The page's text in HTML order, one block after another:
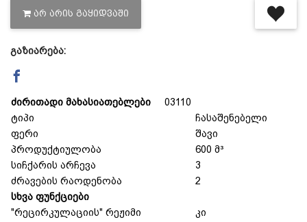
მიწოდების პირობები
წესები და პირობები
დაბრუნება და გადაცვლის
პოლიტიკა
ᲐᲠ ᲐᲠᲘᲡ ᲒᲐᲧᲘᲓᲕᲐᲨᲘ
გაზიარება:
ძირითადი მახასიათებლები 03110
ტიპი
ჩასაშენებელი
ფერი
შავი
პროდუქტიულობა
600 მ³
სიჩქარის არჩევა
3
ძრავების რაოდენობა
2
სხვა ფუნქციები
"რეცირკულაციის" რეჟიმი
კი